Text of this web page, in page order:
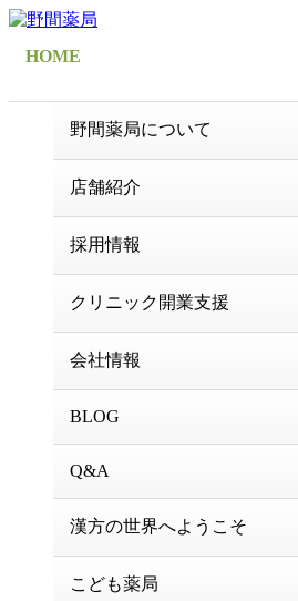
HOME
野間薬局について
店舗紹介
採用情報
クリニック開業支援
会社情報
BLOG
Q&A
漢方の世界へようこそ
こども薬局